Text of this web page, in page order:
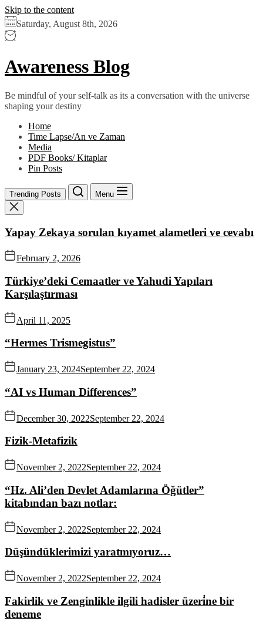
Skip to the content
Saturday, August 8th, 2026
Awareness Blog
Be mindful of your self-talk as its a conversation with the universe
shaping your destiny
Home
Time Lapse/An ve Zaman
Media
PDF Books/ Kitaplar
Pin Posts
Trending Posts Menu
Yapay Zekaya sorulan kıyamet alametleri ve cevabı
February 2, 2026
Türkiye’deki Cemaatler ve Yahudi Yapıları
Karşılaştırması
April 11, 2025
“Hermes Trismegistus”
January 23, 2024September 22, 2024
“AI vs Human Differences”
December 30, 2022September 22, 2024
Fizik-Metafizik
November 2, 2022September 22, 2024
“Hz. Ali’den Devlet Adamlarına Öğütler”
kitabından bazı notlar:
November 2, 2022September 22, 2024
Düşündüklerimizi yaratmıyoruz…
November 2, 2022September 22, 2024
Fakirlik ve Zenginlikle ilgili hadisler üzeri̇ne bir
deneme